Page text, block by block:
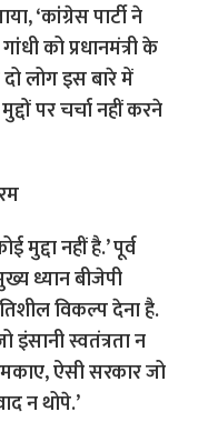
‘कांग्रेस पार्टी ने
को प्रधानमंत्री के
लोग इस बारे में
पर चर्चा नहीं करने
मुद्दा नहीं है.’ पूर्व
ध्यान बीजेपी
विकल्प देना है.
इंसानी स्वतंत्रता न
ऐसी सरकार जो
न थोपे.’